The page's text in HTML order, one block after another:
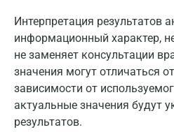
Интерпретация результатов
информационный характер,
не заменяет консультации
значения могут отличаться
зависимости от
актуальные значения будут
результатов.